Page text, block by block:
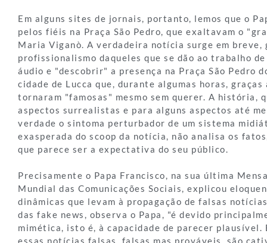
Em alguns sites de jornais, portanto, lemos que o
pelos fiéis na Praça São Pedro, que exaltavam o
Maria Viganò. A verdadeira notícia surge em breve,
profissionalismo daqueles que se dão ao trabalho
áudio e "descobrir" a presença na Praça São Pedro
cidade de Lucca que, durante algumas horas,
tornaram "famosas" mesmo sem querer. A história,
aspectos surrealistas e para alguns aspectos até
verdade o sintoma perturbador de um sistema
exasperada do scoop da notícia, não analisa os
que parece ser a expectativa do seu público.
Precisamente o Papa Francisco, na sua última
Mundial das Comunicações Sociais, explicou
dinâmicas que levam à propagação de falsas
das fake news, observa o Papa, "é devido
mimética, isto é, à capacidade de parecer plausível.
essas notícias falsas, falsas mas prováveis, são